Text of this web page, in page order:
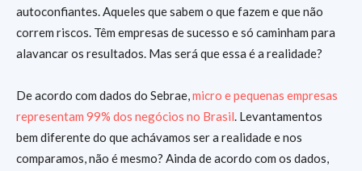
autoconfiantes. Aqueles que sabem o que fazem e que não
correm riscos. Têm empresas de sucesso e só caminham para
alavancar os resultados. Mas será que essa é a realidade?
De acordo com dados do Sebrae,micro e pequenas empresas
representam 99% dos negócios no Brasil. Levantamentos
bem diferente do que achávamos ser a realidade e nos
comparamos, não é mesmo? Ainda de acordo com os dados,